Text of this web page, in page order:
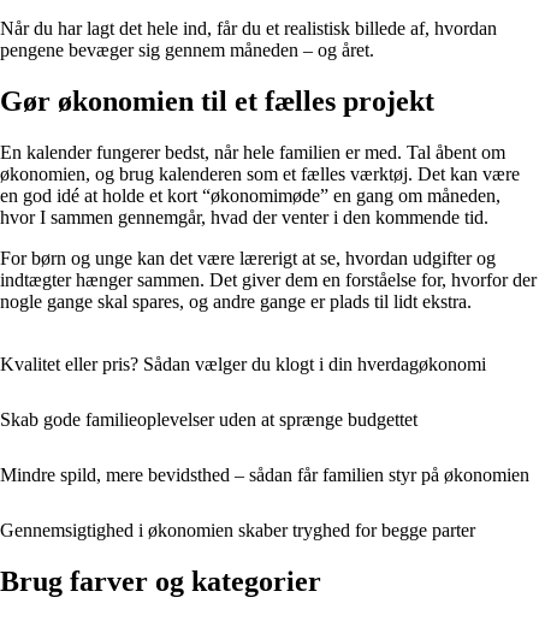
Når du har lagt det hele ind, får du et realistisk billede af, hvordan
pengene bevæger sig gennem måneden – og året.
Gør økonomien til et fælles projekt
En kalender fungerer bedst, når hele familien er med. Tal åbent om
økonomien, og brug kalenderen som et fælles værktøj. Det kan være
en god idé at holde et kort “økonomimøde” en gang om måneden,
hvor I sammen gennemgår, hvad der venter i den kommende tid.
For børn og unge kan det være lærerigt at se, hvordan udgifter og
indtægter hænger sammen. Det giver dem en forståelse for, hvorfor der
nogle gange skal spares, og andre gange er plads til lidt ekstra.
Kvalitet eller pris? Sådan vælger du klogt i din hverdagøkonomi
Skab gode familieoplevelser uden at sprænge budgettet
Mindre spild, mere bevidsthed – sådan får familien styr på økonomien
Gennemsigtighed i økonomien skaber tryghed for begge parter
Brug farver og kategorier